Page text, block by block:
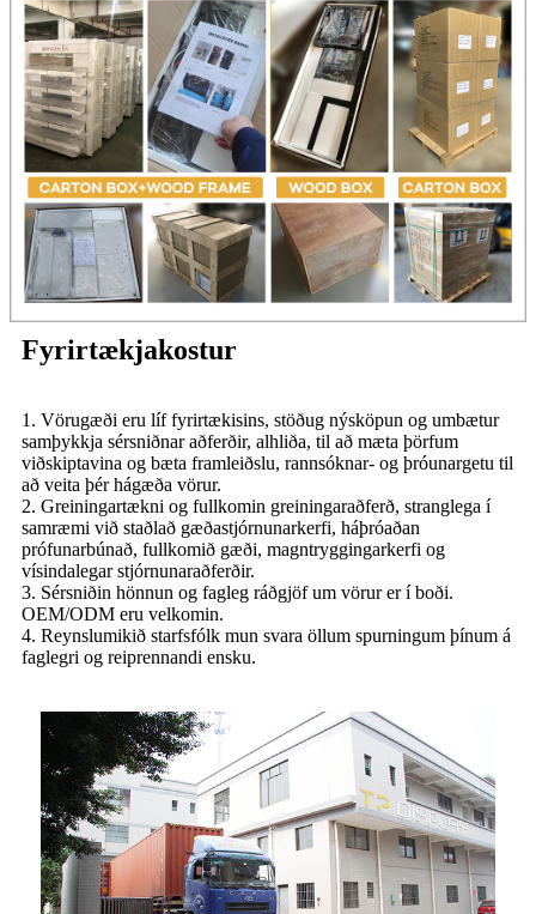
Fyrirtækjakostur
1. Vörugæði eru líf fyrirtækisins, stöðug nýsköpun og umbætur
samþykkja sérsniðnar aðferðir, alhliða, til að mæta þörfum
viðskiptavina og bæta framleiðslu, rannsóknar- og þróunargetu til
að veita þér hágæða vörur.
2. Greiningartækni og fullkomin greiningaraðferð, stranglega í
samræmi við staðlað gæðastjórnunarkerfi, háþróaðan
prófunarbúnað, fullkomið gæði, magntryggingarkerfi og
vísindalegar stjórnunaraðferðir.
3. Sérsniðin hönnun og fagleg ráðgjöf um vörur er í boði.
OEM/ODM eru velkomin.
4. Reynslumikið starfsfólk mun svara öllum spurningum þínum á
faglegri og reiprennandi ensku.